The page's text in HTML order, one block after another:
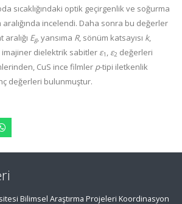
sıcaklığındaki optik geçirgenlik ve soğurma
aralığında incelendi. Daha sonra bu değerler
Eg, yansıma R, sönüm katsayısı k,
imajiner dielektrik sabitler ε1 , ε2 değerleri
CuS ince filmler p-tipi iletkenlik
değerleri bulunmuştur.
Bilimsel Araştırma Projeleri Koordinasyon